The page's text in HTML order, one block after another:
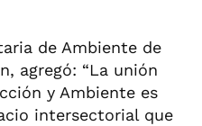
de Ambiente de
agregó: “La unión
y Ambiente es
intersectorial que